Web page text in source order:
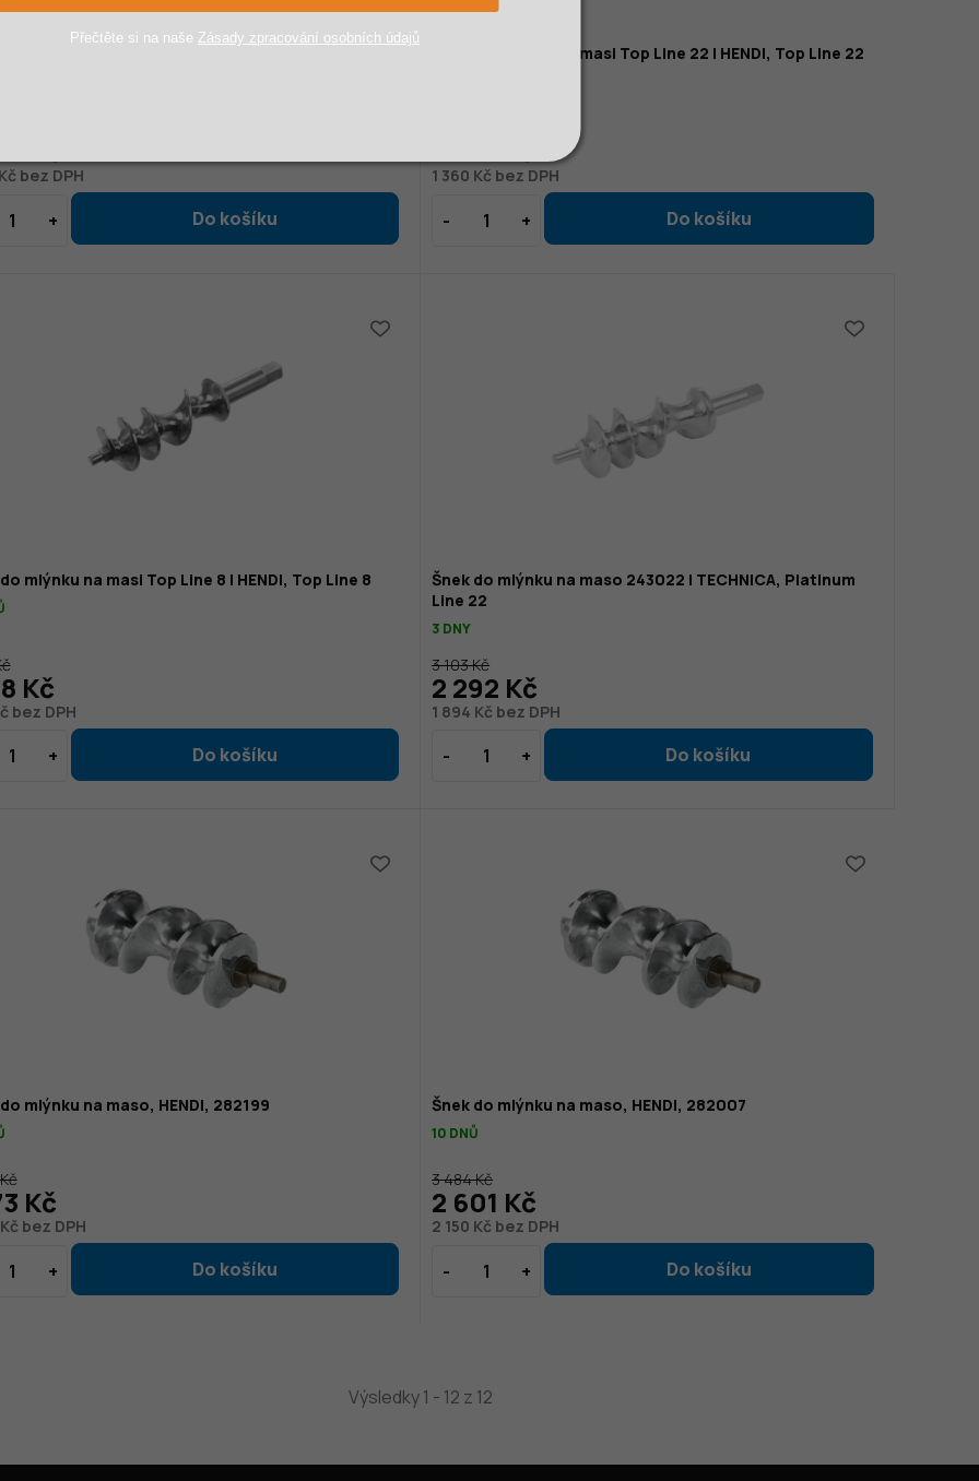
bez DPH
Šnek do mlýnku na masi Top Line 22 | HENDI, Top Line 22
1 360 Kč bez DPH
mlýnku na masi Top Line 8 | HENDI, Top Line 8
bez DPH
Kč
Šnek do mlýnku na maso 243022 | TECHNICA, Platinum
Line 22
3 DNY
1 894 Kč bez DPH
3 103 Kč
2 292 Kč
mlýnku na maso, HENDI, 282199
bez DPH
Kč
Šnek do mlýnku na maso, HENDI, 282007
10 DNŮ
2 150 Kč bez DPH
3 484 Kč
2 601 Kč
Výsledky 1 - 12 z 12
Přečtěte si na naše Zásady zpracování osobních údajů